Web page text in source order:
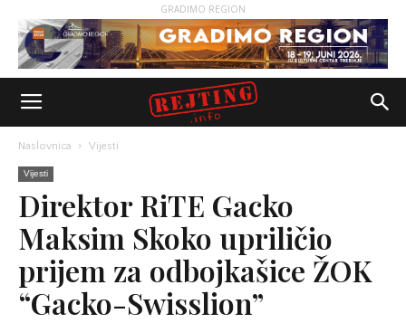
GRADIMO REGION
Naslovnica Vijesti
Vijesti
Direktor RiTE Gacko
Maksim Skoko upriličio
prijem za odbojkašice ŽOK
“Gacko-Swisslion”